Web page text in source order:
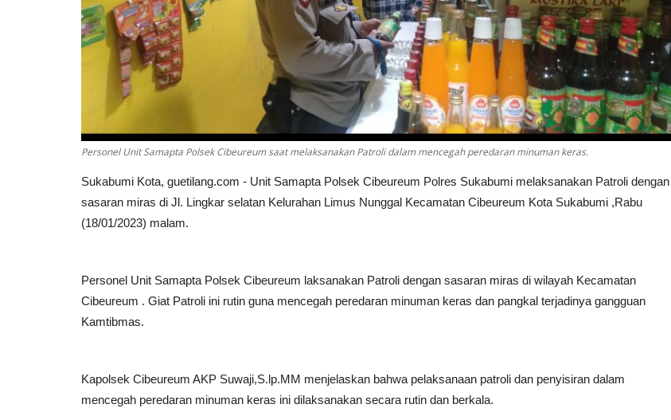
Personel Unit Samapta Polsek Cibeureum saat melaksanakan Patroli dalam mencegah peredaran minuman keras.
Sukabumi Kota, guetilang.com - Unit Samapta Polsek Cibeureum Polres Sukabumi melaksanakan Patroli dengan
sasaran miras di Jl. Lingkar selatan Kelurahan Limus Nunggal Kecamatan Cibeureum Kota Sukabumi ,Rabu
(18/01/2023) malam.
Personel Unit Samapta Polsek Cibeureum laksanakan Patroli dengan sasaran miras di wilayah Kecamatan
Cibeureum . Giat Patroli ini rutin guna mencegah peredaran minuman keras dan pangkal terjadinya gangguan
Kamtibmas.
Kapolsek Cibeureum AKP Suwaji,S.lp.MM menjelaskan bahwa pelaksanaan patroli dan penyisiran dalam
mencegah peredaran minuman keras ini dilaksanakan secara rutin dan berkala.